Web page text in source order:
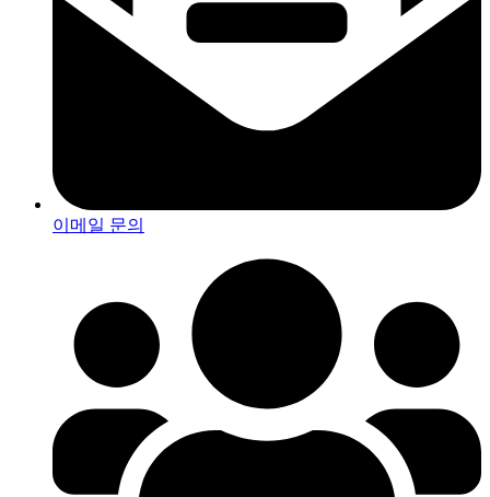
이메일 문의